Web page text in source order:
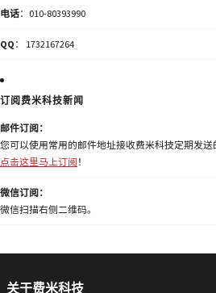
电话：010-80393990
QQ ： 1732167264
订阅费米科技新闻
邮件订阅：
您可以使用常用的邮件地址接收费米科技定期发送
点击这里马上订阅 ！
微信订阅：
微信扫描右侧二维码。
关于费米科技